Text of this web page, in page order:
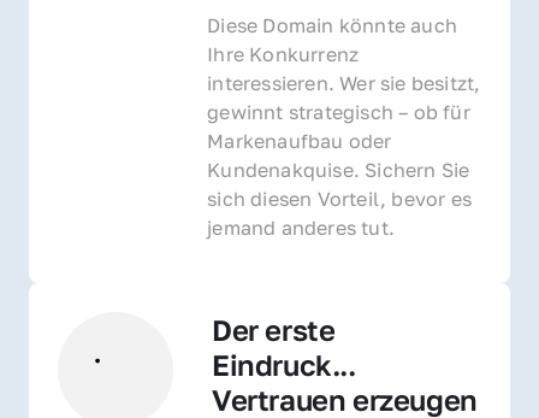
Diese Domain könnte auch
Ihre Konkurrenz
interessieren. Wer sie besitzt,
gewinnt strategisch – ob für
Markenaufbau oder
Kundenakquise. Sichern Sie
sich diesen Vorteil, bevor es
jemand anderes tut.
Der erste
Eindruck...
Vertrauen erzeugen